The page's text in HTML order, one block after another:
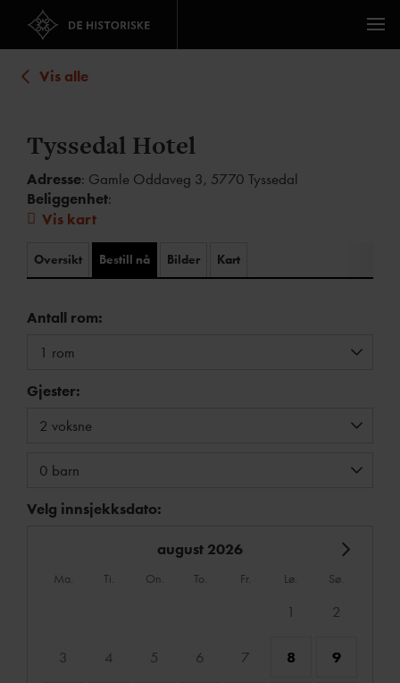
Vis alle
Tyssedal Hotel
Adresse: Gamle Oddaveg 3, 5770 Tyssedal
Beliggenhet:
Vis kart
Oversikt Bestill nå Bilder Kart
Antall rom:
Gjester:
Velg innsjekksdato:
august 2026
ma. ti. on. to. fr. lø. sø.
1 2
3 4 5 6 7 8 9